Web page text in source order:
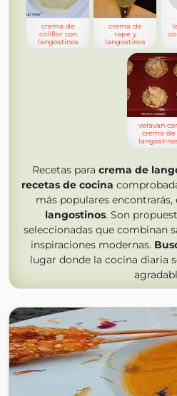
crema de
coliflor con
langostinos
crema de
rape y
langostinos
volavan
crema de
Recetas para crema de
recetas de cocina
más populares encontrarás,
langostinos. Son
seleccionadas que combinan
inspiraciones modernas.
lugar donde la cocina diaria